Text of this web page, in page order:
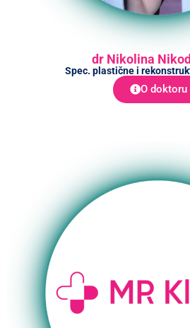
dr Nikolina
Spec. plastične i
O doktoru